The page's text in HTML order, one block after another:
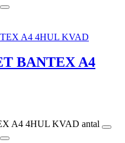
BANTEX A4
A4 4HUL KVAD antal